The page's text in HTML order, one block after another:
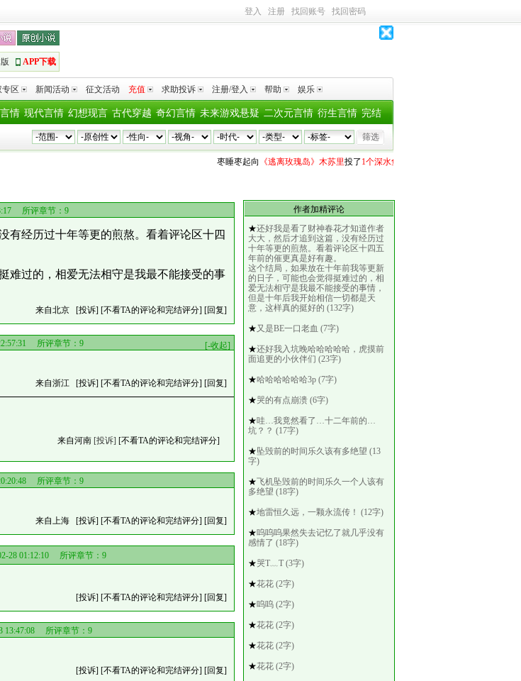
登入 注册 找回账号 找回密码
APP下载
专区 新闻活动 征文活动 充值 求助投诉 注册/登入 帮助 娱乐
完结
衍生言情
二次元言情
未来游戏悬疑
奇幻言情
古代穿越
幻想现言
现代言情
情
枣睡枣起向《逃离玫瑰岛》木苏里投了1个深水鱼雷
所评章节： 9
有经历过十年等更的煎熬。看着评论区十四
难过的，相爱无法相守是我最不能接受的事
来自北京 [投诉] [不看TA的评论和完结评分] [回复]
[-收起]
所评章节： 9
来自浙江 [投诉] [不看TA的评论和完结评分] [回复]
来自河南 [投诉] [不看TA的评论和完结评分]
所评章节： 9
来自上海 [投诉] [不看TA的评论和完结评分] [回复]
28 01:12:10 所评章节：9
[投诉] [不看TA的评论和完结评分] [回复]
13:47:08 所评章节： 9
[投诉] [不看TA的评论和完结评分] [回复]
作者加精评论
★还好我是看了财神春花才知道作者
大大，然后才追到这篇，没有经历过
十年等更的煎熬。看着评论区十四五
年前的催更真是好有趣。
这个结局，如果放在十年前我等更新
的日子，可能也会觉得挺难过的，相
爱无法相守是我最不能接受的事情，
但是十年后我开始相信一切都是天
意，这样真的挺好的 (132字)
★又是BE一口老血 (7字)
★还好我入坑晚哈哈哈哈哈，虎摸前
面追更的小伙伴们 (23字)
★哈哈哈哈哈哈3p (7字)
★哭的有点崩溃 (6字)
★哇…我竟然看了…十二年前的…
坑？？ (17字)
★坠毁前的时间乐久该有多绝望 (13
字)
★飞机坠毁前的时间乐久一个人该有
多绝望 (18字)
★地雷恒久远，一颗永流传！ (12字)
★呜呜呜果然失去记忆了就几乎没有
感情了 (18字)
★哭T﹏T (3字)
★花花 (2字)
★呜呜 (2字)
★花花 (2字)
★花花 (2字)
★花花 (2字)